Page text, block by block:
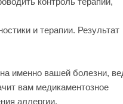
и терапии. Результат
именно вашей болезни,
вам медикаментозное
аллергии.